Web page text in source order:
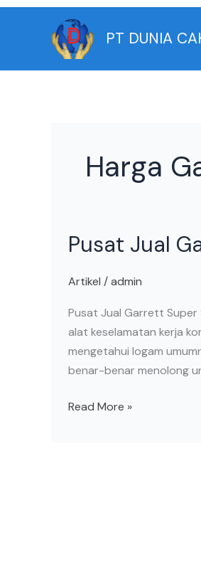
Skip
PT DUNIA
Harga
Pusat Jual
Artikel /admin
Pusat Jual Garrett
alat keselamatan kerja
mengetahui logam
benar-benar menolong
Jual
Super
Read More »